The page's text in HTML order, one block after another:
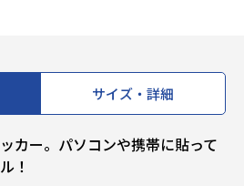
サイズ・詳細
カー。パソコンや携帯に貼って
！